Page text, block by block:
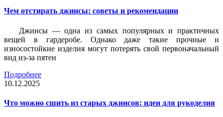
Чем отстирать джинсы: советы и рекомендации
Джинсы — одна из самых популярных и практичных
вещей в гардеробе. Однако даже такие прочные и
износостойкие изделия могут потерять свой первоначальный
вид из-за пятен
Подробнее
10.12.2025
Что можно сшить из старых джинсов: идеи для рукоделия